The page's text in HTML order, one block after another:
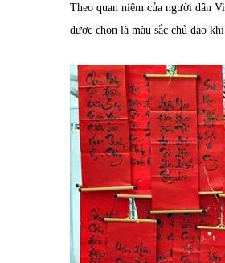
Theo quan niệm của người dân
được chọn là màu sắc chủ đạo